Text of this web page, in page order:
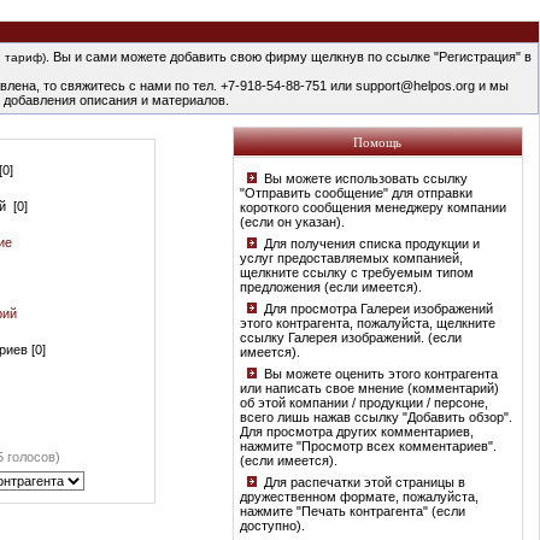
тариф). Вы и сами можете добавить свою фирму щелкнув по ссылке "Регистрация" в
то свяжитесь с нами по тел. +7-918-54-88-751 или support@helpos.org и мы
описания и материалов.
[0]
[0]
голосов)
Помощь
Вы можете использовать ссылку
"Отправить сообщение" для отправки
короткого сообщения менеджеру компании
(если он указан).
Для получения списка продукции и
услуг предоставляемых компанией,
щелкните ссылку с требуемым типом
предложения (если имеется).
Для просмотра Галереи изображений
этого контрагента, пожалуйста, щелкните
ссылку Галерея изображений. (если
имеется).
Вы можете оценить этого контрагента
или написать свое мнение (комментарий)
об этой компании / продукции / персоне,
всего лишь нажав ссылку "Добавить обзор".
Для просмотра других комментариев,
нажмите "Просмотр всех комментариев".
(если имеется).
Для распечатки этой страницы в
дружественном формате, пожалуйста,
нажмите "Печать контрагента" (если
доступно).